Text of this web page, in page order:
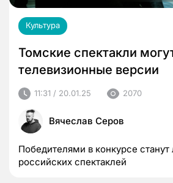
Культура
Томские спектакли
телевизионные версии
11:31 / 20.01.25 2070
Вячеслав Серов
Победителями в конкурсе станут
российских спектаклей